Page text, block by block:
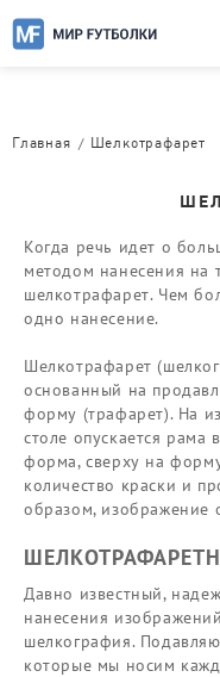
Главная / Шелкотрафарет
Когда речь идет о
методом нанесения на
шелкотрафарет. Чем
одно нанесение.
Шелкотрафарет
основанный на
форму (трафарет). На
столе опускается рама
форма, сверху на
количество краски и
образом, изображение
Давно известный,
нанесения
шелкография.
которые мы носим